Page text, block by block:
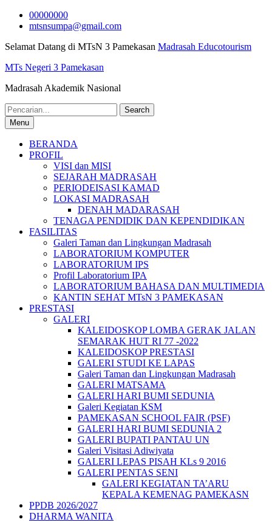
Skip
00000000
mtsnsumpa@gmail.com
Selamat Datang di MTsN 3 Pamekasan Madrasah Educotourism
MTs Negeri 3 Pamekasan
Madrasah Akademik Nasional
Search
for:Menu
BERANDA
PROFIL
VISI dan MISI
SEJARAH MADRASAH
PERIODEISASI KAMAD
LOKASI MADRASAH
DENAH MADARASAH
TENAGA PENDIDIK DAN KEPENDIDIKAN
FASILITAS
Galeri Taman dan Lingkungan Madrasah
LABORATORIUM KOMPUTER
LABORATORIUM IPS
Profil Laboratorium IPA
LABORATORIUM BAHASA DAN MULTIMEDIA
KANTIN SEHAT MTsN 3 PAMEKASAN
PRESTASI
GALERI
KALEIDOSKOP LOMBA GERAK JALAN
SEMARAK HUT RI 77 -2022
KALEIDOSKOP PRESTASI
GALERI STUDI KE LAPAS
Galeri Taman dan Lingkungan Madrasah
GALERI MATSAMA
GALERI HARI BUMI SEDUNIA
Galeri Kegiatan KSM
PAMEKASAN SCHOOL FAIR (PSF)
GALERI HARI BUMI SEDUNIA 2
GALERI BUPATI PANTAU UN
Galeri Visitasi Adiwiyata
GALERI LEPAS PISAH KLs 9 2016
GALERI PENTAS SENI
GALERI KEGIATAN TA’ARU
KEPALA KEMENAG PAMEKASN
PPDB 2026/2027
DHARMA WANITA